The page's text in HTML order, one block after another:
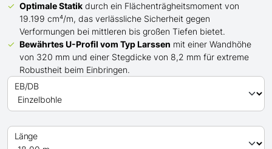
Optimale Statik durch ein Flächenträgheitsmoment von
19.199 cm⁴/m, das verlässliche Sicherheit gegen
Verformungen bei mittleren bis großen Tiefen bietet.
BewährtesU-Profil vom Typ Larssen mit einer Wandhöhe
von 320 mm und einer Stegdicke von 8,2 mm für extreme
Robustheit beim Einbringen.
EB/DB
Länge